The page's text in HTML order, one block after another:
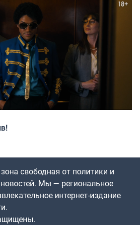
свободная от политики и
Мы — региональное
интернет-издание